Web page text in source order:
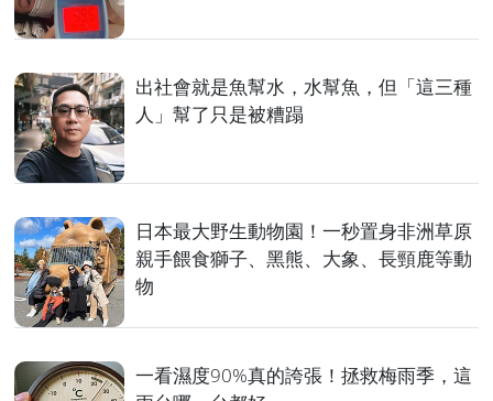
出社會就是魚幫水，水幫魚，但「這三種
人」幫了只是被糟蹋
日本最大野生動物園！一秒置身非洲草原
親手餵食獅子、黑熊、大象、長頸鹿等動
物
一看濕度90%真的誇張！拯救梅雨季，這